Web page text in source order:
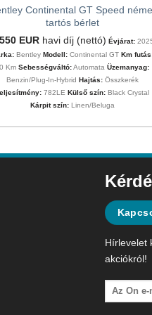
Continental GT Speed
tartós bérlet
EUR havi díj (nettó) Évjárat:
Bentley Modell: Continental GTKm
KmSebességváltó:AutomataÜzemanyag:
Benzin/Plug-In-Hybrid Hajtás:Összkerék
782LE Külső szín: Black Crystal
Kárpit szín:Linen/Beluga
Hírlevelet
akciókról!